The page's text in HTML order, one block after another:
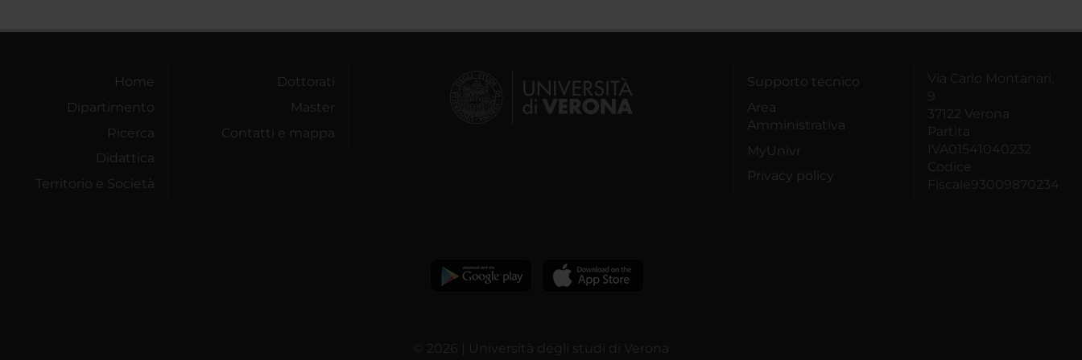
Home
Dipartimento
Ricerca
Didattica
Territorio e Società
Dottorati
Master
Contatti e mappa
Supporto tecnico
Area
Amministrativa
MyUnivr
Privacy policy
Via Carlo Montanari,
9
37122 Verona
Partita
IVA01541040232
Codice
Fiscale93009870234
© 2026 | Università degli studi di Verona